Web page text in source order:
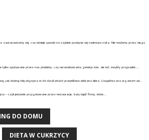
zastanawiamy się, czy istnieje sposób na szybkie pozbycie się nadmiaru ciała. Nie możemy przez niego
tylko spożywane przez nas produkty, czy uwarunkowania genetyczne, ale też zwykły przypadek....
jak istotną rolę odgrywa w ich działaniach prawidłowo dobrana dieta. Uzupełnia ona organizm od...
– czyli jedzenie przygotowane przez restauracje, bary bądź firmy, które...
DO DOMU
DIETA W CUKRZYCY